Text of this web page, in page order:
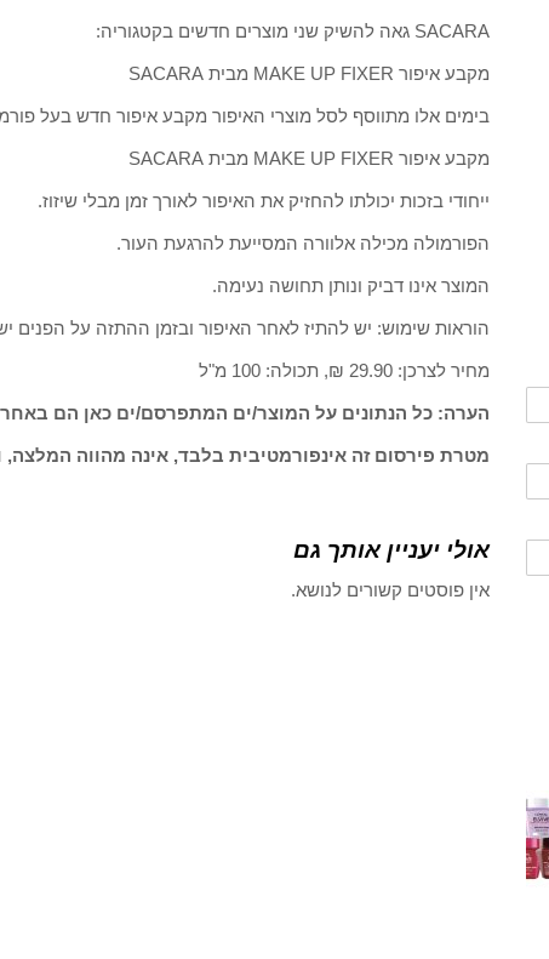
SACARA גאה להשיק שני מוצרים חדשים בקטגוריה:
מקבע איפור MAKE UP FIXER מבית SACARA
בימים אלו מתווסף לסל מוצרי האיפור מקבע איפור חדש בעל
מקבע איפור MAKE UP FIXER מבית SACARA
ייחודי בזכות יכולתו להחזיק את האיפור לאורך זמן מבלי שיזוז.
הפורמולה מכילה אלוורה המסייעת להרגעת העור.
המוצר אינו דביק ונותן תחושה נעימה.
הוראות שימוש: יש להתיז לאחר האיפור ובזמן ההתזה על הפנים
מחיר לצרכן: 29.90 ₪, תכולה: 100 מ"ל
הערה: כל הנתונים על המוצר/ים המתפרסם/ים כאן הם
מטרת פירסום זה אינפורמטיבית בלבד, אינה מהווה המלצה,
אולי יעניין אותך גם
אין פוסטים קשורים לנושא.